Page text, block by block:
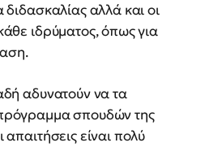
διδασκαλίας αλλά και οι
ιδρύματος, όπως για
αδυνατούν να τα
σπουδών της
είναι πολύ